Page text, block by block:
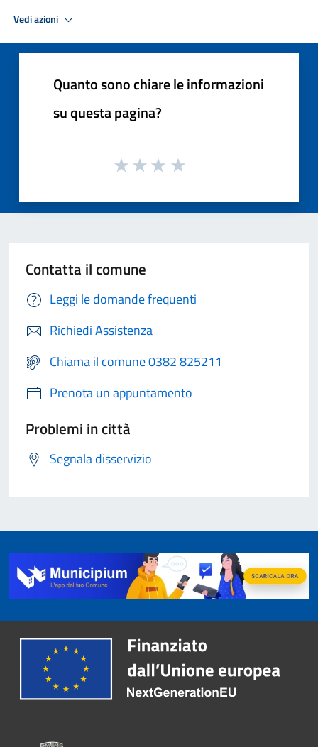
Vedi azioni
Quanto sono chiare le informazioni
su questa pagina?
Contatta il comune
Leggi le domande frequenti
Richiedi Assistenza
Chiama il comune 0382 825211
Prenota un appuntamento
Problemi in città
Segnala disservizio